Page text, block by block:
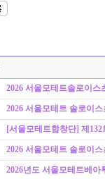
2026 서울모테트솔로이스
2026 서울모테트 솔로이
[서울모테트합창단] 제
2026 서울모테트 솔로이
2026년도 서울모테트베